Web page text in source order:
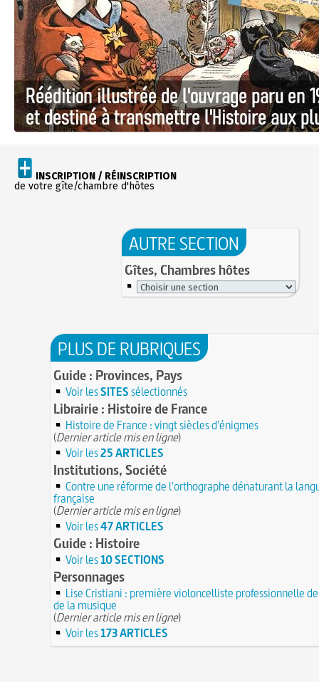
INSCRIPTION / RÉINSCRIPTION
de votre gîte/chambre d'hôtes
AUTRE SECTION
Gîtes, Chambres hôtes
PLUS DE RUBRIQUES
Guide : Provinces, Pays
Voir lesSITESsélectionnés
Librairie : Histoire de France
Histoire de France : vingt siècles d'énigmes
(Dernier article mis en ligne)
Voir les25 ARTICLES
Institutions, Société
Contre une réforme de l'orthographe dénaturant la
française
(Dernier article mis en ligne)
Voir les47 ARTICLES
Guide : Histoire
Voir les10 SECTIONS
Personnages
Lise Cristiani : première violoncelliste professionnelle
de la musique
(Dernier article mis en ligne)
Voir les173 ARTICLES